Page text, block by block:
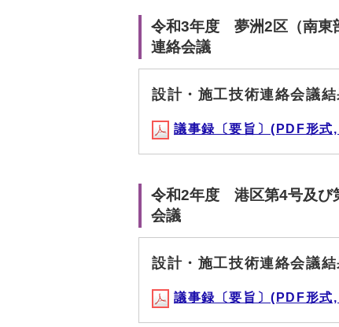
令和3年度 夢洲2区（南東
連絡会議
設計・施工技術連絡会議
議事録〔要旨〕(PDF形
令和2年度 港区第4号及び
会議
設計・施工技術連絡会議
議事録〔要旨〕(PDF形